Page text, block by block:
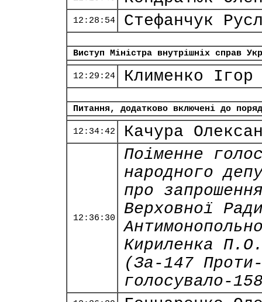
12:28:54 Стефанчук
Виступ Міністра внутрішніх справ
12:29:24 Клименко Ігор
Питання, додатково включені до
12:34:42 Качура
12:36:30
Поіменне
народного
про
Верховної
Кириленка
(За-147
голосувало-